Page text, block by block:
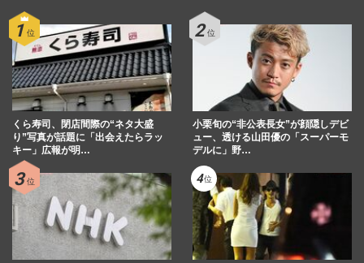
くら寿司、閉店間際の“ネタ大盛
り”写真が話題に「出会えたらラッ
キー」広報が明…
小栗旬の“非公表長女”が顔隠しデビ
ュー、透ける山田優の「スーパーモ
デルに」野…